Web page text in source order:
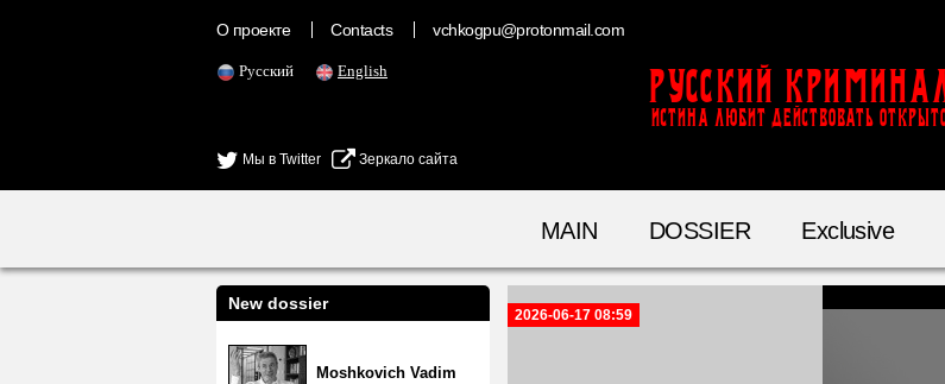
О проекте Contacts vchkogpu@protonmail.com
Русский English
Мы в Twitter Зеркало сайта
Русский
ИСТИНА ЛЮБИТ ДЕЙСТВОВАТЬ
MAIN DOSSIER Exclusive
New dossier
Moshkovich Vadim
2026-06-17 08:59